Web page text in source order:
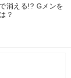
消える!? Gメンを
？